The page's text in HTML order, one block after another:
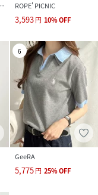
label relaxing ROPE' PICNIC
3,593円 10%OFF
6
GeeRA
5,775円 25%OFF